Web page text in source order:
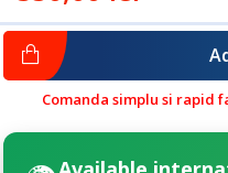
Comanda simplu si rapid